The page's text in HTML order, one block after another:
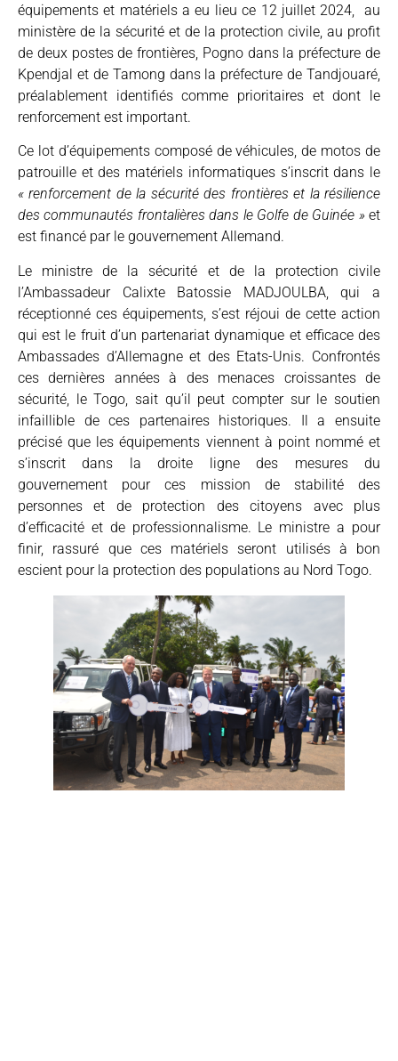
équipements et matériels a eu lieu ce 12 juillet 2024, au
ministère de la sécurité et de la protection civile, au profit
de deux postes de frontières, Pogno dans la préfecture de
Kpendjal et de Tamong dans la préfecture de Tandjouaré,
préalablement identifiés comme prioritaires et dont le
renforcement est important.
Ce lot d’équipements composé de véhicules, de motos de
patrouille et des matériels informatiques s’inscrit dans le
« renforcement de la sécurité des frontières et la résilience
des communautés frontalières dans le Golfe de Guinée »et
est financé par le gouvernement Allemand.
Le ministre de la sécurité et de la protection civile
l’Ambassadeur Calixte Batossie MADJOULBA, qui a
réceptionné ces équipements, s’est réjoui de cette action
qui est le fruit d’un partenariat dynamique et efficace des
Ambassades d’Allemagne et des Etats-Unis. Confrontés
ces dernières années à des menaces croissantes de
sécurité, le Togo, sait qu’il peut compter sur le soutien
infaillible de ces partenaires historiques. Il a ensuite
précisé que les équipements viennent à point nommé et
s’inscrit dans la droite ligne des mesures du
gouvernement pour ces mission de stabilité des
personnes et de protection des citoyens avec plus
d’efficacité et de professionnalisme. Le ministre a pour
finir, rassuré que ces matériels seront utilisés à bon
escient pour la protection des populations au Nord Togo.